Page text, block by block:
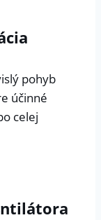
pohyb
účinné
celej